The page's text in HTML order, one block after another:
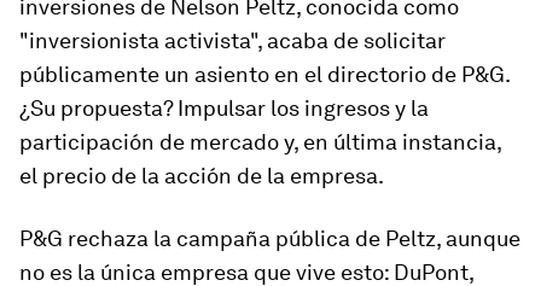
inversiones de Nelson Peltz, conocida como
"inversionista activista", acaba de solicitar
públicamente un asiento en el directorio de P&G.
¿Su propuesta? Impulsar los ingresos y la
participación de mercado y, en última instancia,
el precio de la acción de la empresa.
P&G rechaza la campaña pública de Peltz, aunque
no es la única empresa que vive esto: DuPont,